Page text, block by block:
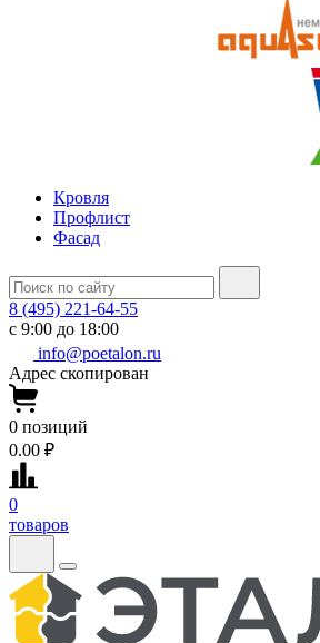
Кровля
Профлист
Фасад
8 (495) 221-64-55
с 9:00 до 18:00
info@poetalon.ru
Адрес скопирован
0 позиций
0.00 ₽
0
товаров